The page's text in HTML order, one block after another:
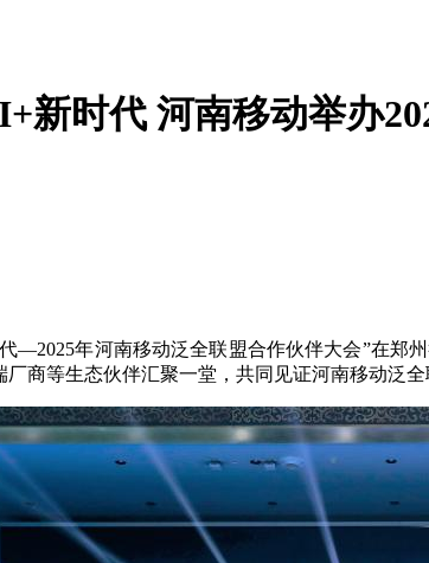
新时代 河南移动举办
年河南移动泛全联盟合作伙伴大会”在郑
商等生态伙伴汇聚一堂，共同见证河南移动泛全